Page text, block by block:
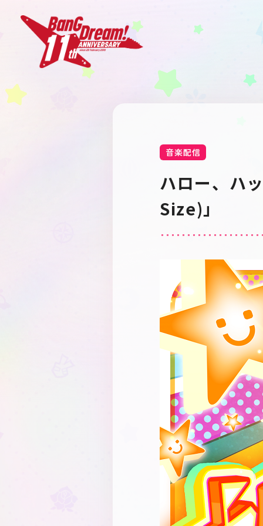
音楽配信
ハロー、ハ
Size)」